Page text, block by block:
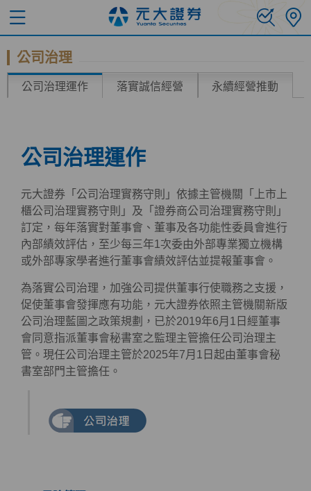
公司治理
公司治理運作 落實誠信經營 永續經營推動
公司治理運作
元大證券「公司治理實務守則」依據主管機關「上市上
櫃公司治理實務守則」及「證券商公司治理實務守則」
訂定，每年落實對董事會、董事及各功能性委員會進行
內部績效評估，至少每三年1次委由外部專業獨立機構
或外部專家學者進行董事會績效評估並提報董事會。
為落實公司治理，加強公司提供董事行使職務之支援，
促使董事會發揮應有功能，元大證券依照主管機關新版
公司治理藍圖之政策規劃，已於2019年6月1日經董事
會同意指派董事會秘書室之監理主管擔任公司治理主
管。現任公司治理主管於2025年7月1日起由董事會秘
書室部門主管擔任。